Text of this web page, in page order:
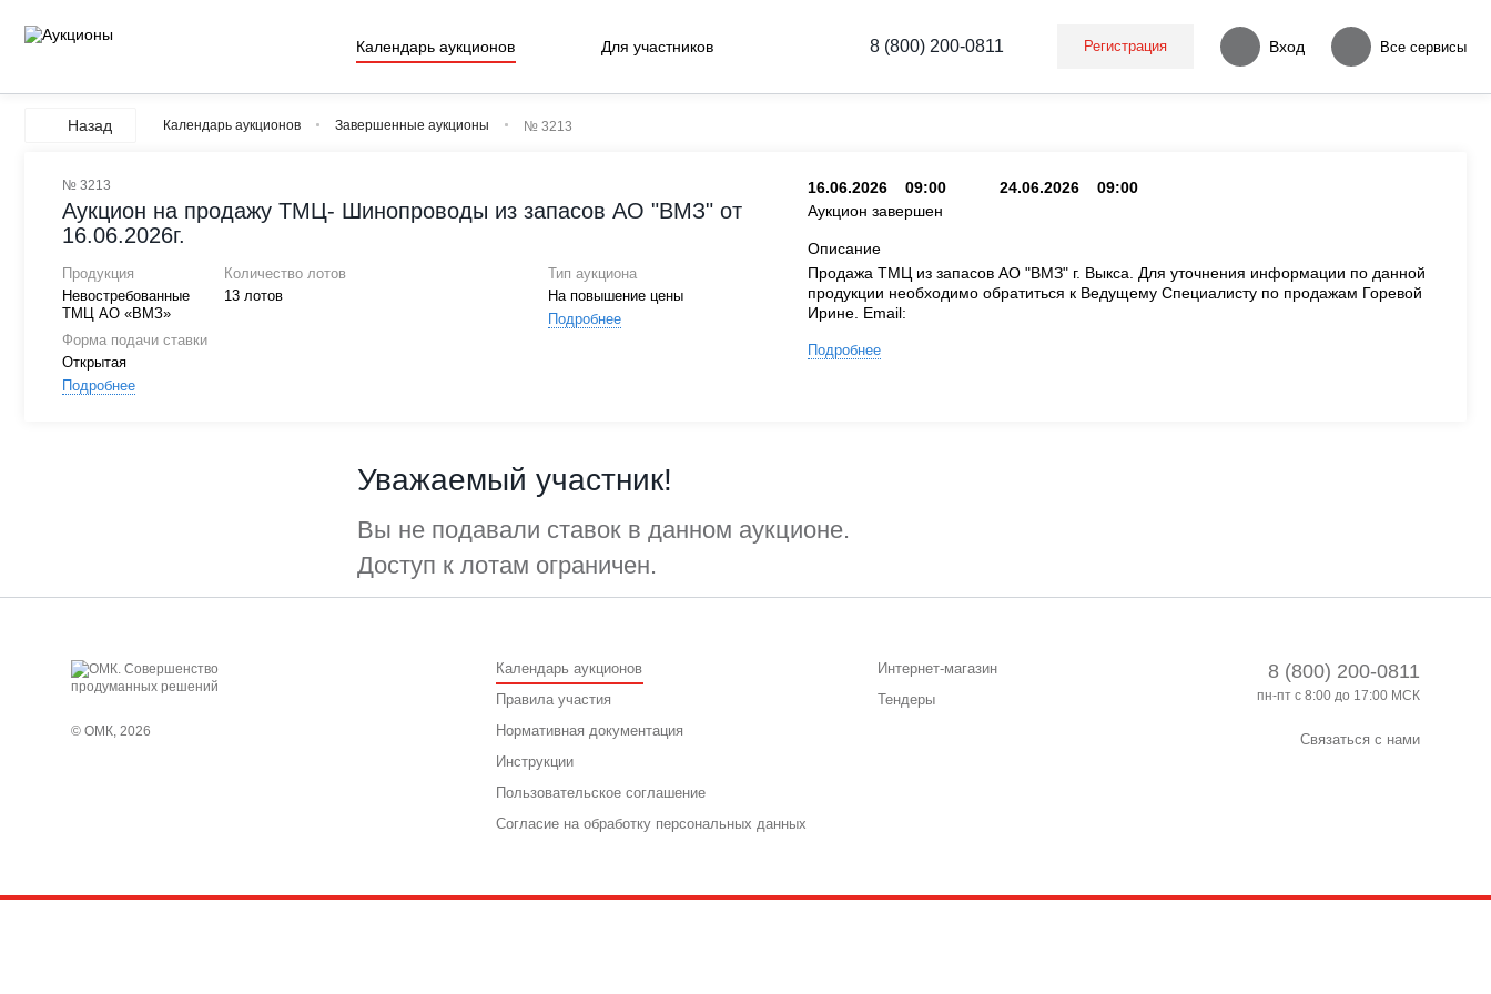
Календарь аукционов Для участников 8 (800) 200-0811 Регистрация Вход Все сервисы
Назад Календарь аукционов Завершенные аукционы № 3213
№ 3213
Аукцион на продажу ТМЦ- Шинопроводы из запасов АО "ВМЗ" от
16.06.2026г.
Продукция
Невостребованные
ТМЦ АО «ВМЗ»
Количество лотов
13 лотов
Тип аукциона
На повышение цены
Подробнее
Форма подачи ставки
Открытая
Подробнее
16.06.2026 09:00 24.06.2026
09:00
Аукцион завершен
Описание
Продажа ТМЦ из запасов АО "ВМЗ" г. Выкса. Для уточнения информации по данной
продукции необходимо обратиться к Ведущему Специалисту по продажам Горевой
Ирине. Email:
Подробнее
Уважаемый участник!
Вы не подавали ставок в данном аукционе.
Доступ к лотам ограничен.
© ОМК, 2026
Календарь аукционов
Правила участия
Нормативная документация
Инструкции
Пользовательское соглашение
Согласие на обработку персональных данных
Интернет-магазин
Тендеры
8 (800) 200-0811
пн-пт с 8:00 до 17:00 МСК
Связаться с нами